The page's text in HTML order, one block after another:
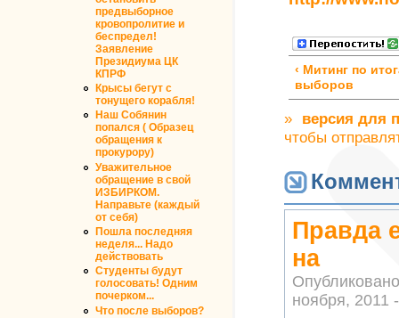
предвыборное
кровопролитие и
беспредел!
Заявление
Президиума ЦК
КПРФ
Крысы бегут с
тонущего корабля!
Наш Собянин
попался ( Образец
обращения к
прокурору)
Уважительное
обращение в свой
ИЗБИРКОМ.
Направьте (каждый
от себя)
Пошла последняя
неделя... Надо
действовать
Студенты будут
голосовать! Одним
почерком...
Что после выборов?
‹ Митинг по
выборов
» версия для
чтобы
Правда
на
ноября, 2011